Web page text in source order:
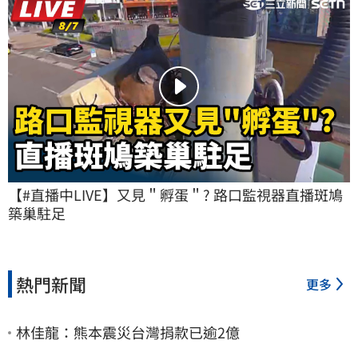
【#直播中LIVE】又見＂孵蛋＂? 路口監視器直播斑鳩
築巢駐足
熱門新聞 更多
林佳龍：熊本震災台灣捐款已逾2億